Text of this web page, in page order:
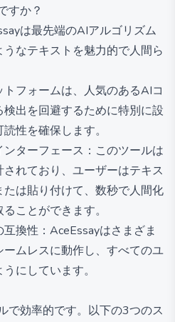
すか？
は最先端のAIアルゴリズム
なテキストを魅力的で人間ら
フォームは、人気のあるAIコ
出を回避するために特別に設
性を確保します。
ターフェース：このツールは
れており、ユーザーはテキス
たは貼り付けて、数秒で人間化
ことができます。
換性：AceEssayはさまざま
ムレスに動作し、すべてのユ
にしています。
で効率的です。以下の3つのス